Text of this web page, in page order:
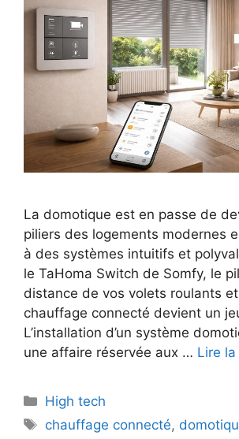
La domotique est en passe de
piliers des logements modernes
à des systèmes intuitifs et
le TaHoma Switch de Somfy, le
distance de vos volets roulants
chauffage connecté devient un
L’installation d’un système
une affaire réservée aux … Lire
Catégories
High tech
Étiquettes
chauffage connecté,